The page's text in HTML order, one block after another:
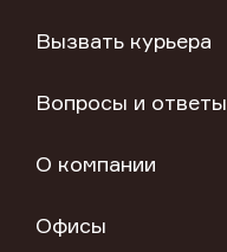
Вызвать курьера
Вопросы и ответы
О компании
Офисы